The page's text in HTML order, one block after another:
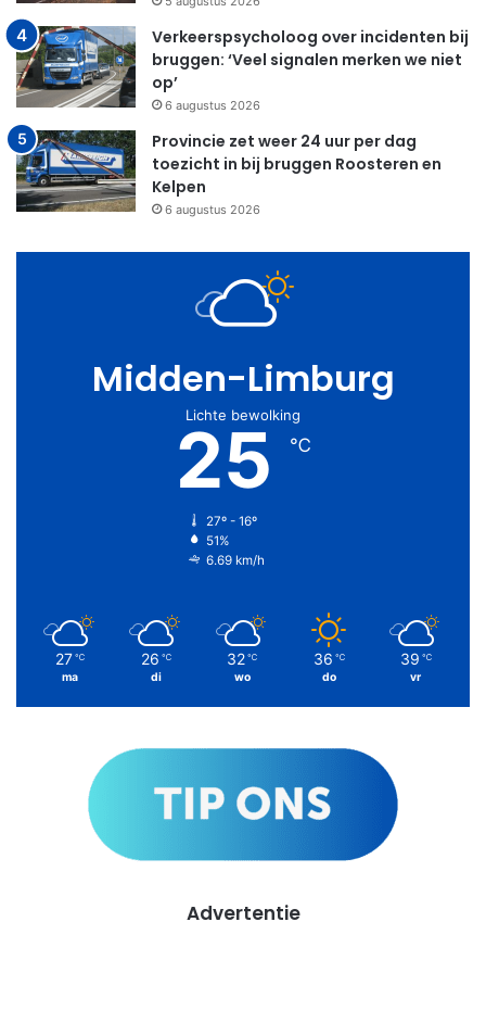
Verkeerspsycholoog over incidenten bij
bruggen: ‘Veel signalen merken we niet
op’
6 augustus 2026
Provincie zet weer 24 uur per dag
toezicht in bij bruggen Roosteren en
Kelpen
6 augustus 2026
Midden-Limburg
Lichte bewolking
25 ℃
27º - 16º
51%
6.69 km/h
27 ℃
ma
26 ℃
di
32 ℃
wo
36 ℃
do
39 ℃
vr
Advertentie